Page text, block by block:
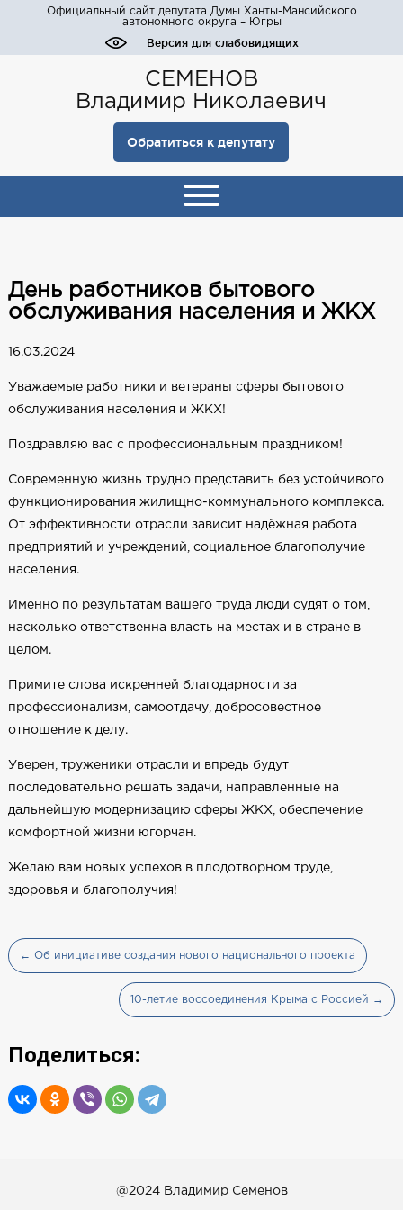
Официальный сайт депутата Думы Ханты-Мансийского
автономного округа – Югры
Версия для слабовидящих
СЕМЕНОВ
Владимир Николаевич
Обратиться к депутату
День работников бытового
обслуживания населения и ЖКХ
16.03.2024
Уважаемые работники и ветераны сферы бытового
обслуживания населения и ЖКХ!
Поздравляю вас с профессиональным праздником!
Современную жизнь трудно представить без устойчивого
функционирования жилищно-коммунального комплекса.
От эффективности отрасли зависит надёжная работа
предприятий и учреждений, социальное благополучие
населения.
Именно по результатам вашего труда люди судят о том,
насколько ответственна власть на местах и в стране в
целом.
Примите слова искренней благодарности за
профессионализм, самоотдачу, добросовестное
отношение к делу.
Уверен, труженики отрасли и впредь будут
последовательно решать задачи, направленные на
дальнейшую модернизацию сферы ЖКХ, обеспечение
комфортной жизни югорчан.
Желаю вам новых успехов в плодотворном труде,
здоровья и благополучия!
← Об инициативе создания нового национального проекта
10-летие воссоединения Крыма с Россией →
Поделиться:
@2024 Владимир Семенов